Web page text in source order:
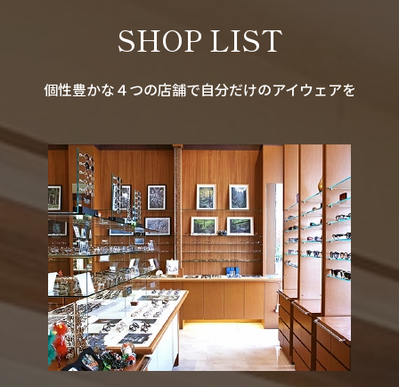
SHOP LIST
個性豊かな４つの店舗で自分だけのアイウェアを